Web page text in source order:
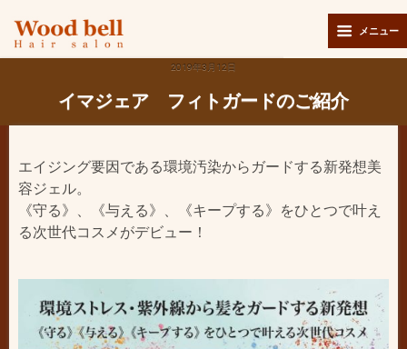
メニュー
2019年3月12日
イマジェア フィトガードのご紹介
エイジング要因である環境汚染からガードする新発想美
容ジェル。
《守る》、《与える》、《キープする》をひとつで叶え
る次世代コスメがデビュー！